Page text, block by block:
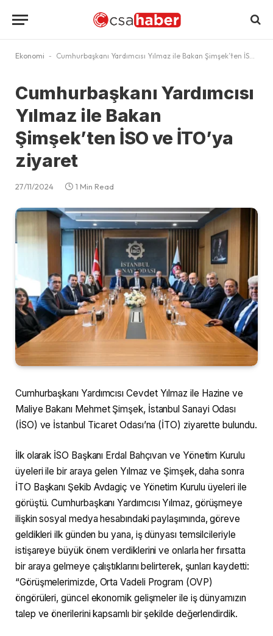
Ekonomi - Cumhurbaşkanı Yardımcısı Yılmaz ile Bakan Şimşek’ten İSO ve İTO’ya ziyaret
Cumhurbaşkanı Yardımcısı
Yılmaz ile Bakan
Şimşek’ten İSO ve İTO’ya
ziyaret
27/11/2024 1 Min Read
Cumhurbaşkanı Yardımcısı Cevdet Yılmaz ile Hazine ve
Maliye Bakanı Mehmet Şimşek, İstanbul Sanayi Odası
(İSO) ve İstanbul Ticaret Odası’na (İTO) ziyarette bulundu.
İlk olarak İSO Başkanı Erdal Bahçıvan ve Yönetim Kurulu
üyeleri ile bir araya gelen Yılmaz ve Şimşek, daha sonra
İTO Başkanı Şekib Avdagiç ve Yönetim Kurulu üyeleri ile
görüştü. Cumhurbaşkanı Yardımcısı Yılmaz, görüşmeye
ilişkin sosyal medya hesabındaki paylaşımında, göreve
geldikleri ilk günden bu yana, iş dünyası temsilcileriyle
istişareye büyük önem verdiklerini ve onlarla her fırsatta
bir araya gelmeye çalıştıklarını belirterek, şunları kaydetti:
“Görüşmelerimizde, Orta Vadeli Program (OVP)
öngörüleri, güncel ekonomik gelişmeler ile iş dünyamızın
talep ve önerilerini kapsamlı bir şekilde değerlendirdik.